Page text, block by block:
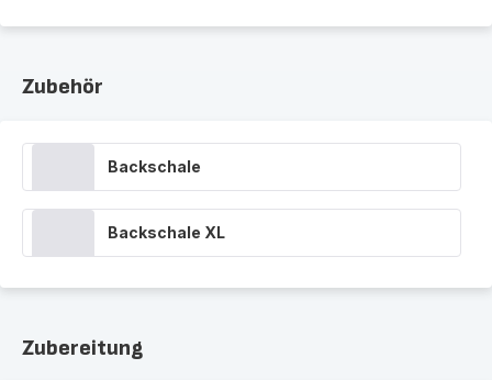
Zubehör
Backschale
Backschale XL
Zubereitung